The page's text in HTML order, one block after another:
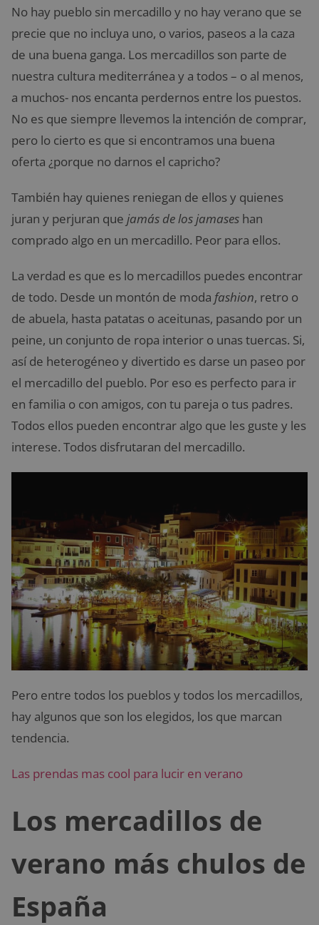
No hay pueblo sin mercadillo y no hay verano que se
precie que no incluya uno, o varios, paseos a la caza
de una buena ganga. Los mercadillos son parte de
nuestra cultura mediterránea y a todos – o al menos,
a muchos- nos encanta perdernos entre los puestos.
No es que siempre llevemos la intención de comprar,
pero lo cierto es que si encontramos una buena
oferta ¿porque no darnos el capricho?
También hay quienes reniegan de ellos y quienes
juran y perjuran que jamás de los jamases han
comprado algo en un mercadillo. Peor para ellos.
La verdad es que es lo mercadillos puedes encontrar
de todo. Desde un montón de moda fashion, retro o
de abuela, hasta patatas o aceitunas, pasando por un
peine, un conjunto de ropa interior o unas tuercas. Si,
así de heterogéneo y divertido es darse un paseo por
el mercadillo del pueblo. Por eso es perfecto para ir
en familia o con amigos, con tu pareja o tus padres.
Todos ellos pueden encontrar algo que les guste y les
interese. Todos disfrutaran del mercadillo.
Pero entre todos los pueblos y todos los mercadillos,
hay algunos que son los elegidos, los que marcan
tendencia.
Las prendas mas cool para lucir en verano
Los mercadillos de
verano más chulos de
España